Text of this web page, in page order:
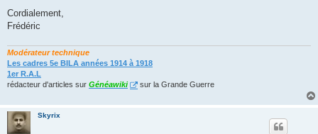
Cordialement,
Frédéric
Modérateur technique
Les cadres 5e BILA années 1914 à 1918
1er R.A.L
rédacteur d'articles sur Généawiki sur la Grande Guerre
Skyrix